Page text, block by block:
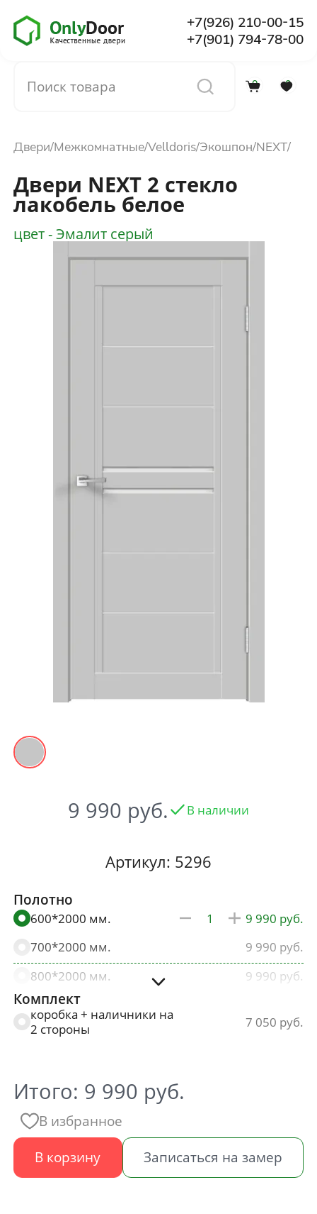
+7(926) 210-00-15
+7(901) 794-78-00
0 0
О компании
Установка
Двери Межкомнатные Velldoris Экошпон NEXT
Двери NEXT 2 стекло
лакобель белое
цвет - Эмалит серый
9 990 В наличии
Артикул: 5296
Полотно
600*2000 мм.
9 990
700*2000 мм.
9 990
800*2000 мм.
9 990
900*2000 мм.
Комплект
коробка + наличники на
2 стороны
7 050
Итого: 9 990 руб.
В избранное
В корзину
Записаться на замер